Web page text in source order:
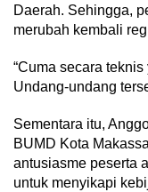
Daerah. Sehingga,
merubah kembali
“Cuma secara
Undang-undang
Sementara itu,
BUMD Kota
antusiasme peserta
untuk menyikapi